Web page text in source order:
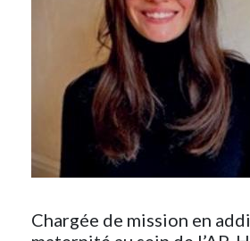
Chargée de mission en